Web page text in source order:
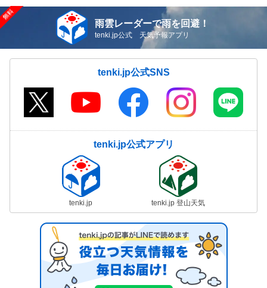
雨雲レーダーで雨を回避！
tenki.jp公式 天気予報アプリ
tenki.jp公式SNS
tenki.jp公式アプリ
tenki.jp tenki.jp 登山天気